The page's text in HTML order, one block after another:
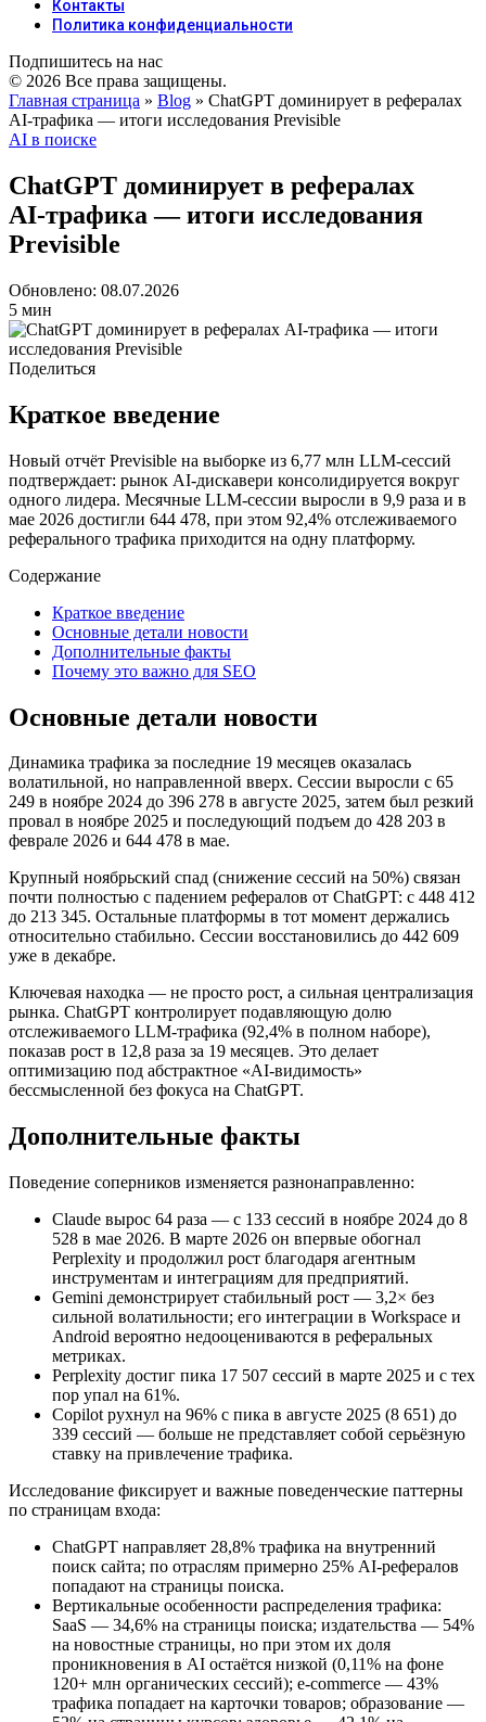
Контакты
Политика конфиденциальности
Подпишитесь на нас
© 2026 Все права защищены.
Главная страница » Blog » ChatGPT доминирует в рефералах
AI‑трафика — итоги исследования Previsible
AI в поиске
ChatGPT доминирует в рефералах
AI‑трафика — итоги исследования
Previsible
Обновлено: 08.07.2026
5 мин
Поделиться
Краткое введение
Новый отчёт Previsible на выборке из 6,77 млн LLM‑сессий
подтверждает: рынок AI‑дискавери консолидируется вокруг
одного лидера. Месячные LLM‑сессии выросли в 9,9 раза и в
мае 2026 достигли 644 478, при этом 92,4% отслеживаемого
реферального трафика приходится на одну платформу.
Содержание
Краткое введение
Основные детали новости
Дополнительные факты
Почему это важно для SEO
Основные детали новости
Динамика трафика за последние 19 месяцев оказалась
волатильной, но направленной вверх. Сессии выросли с 65
249 в ноябре 2024 до 396 278 в августе 2025, затем был резкий
провал в ноябре 2025 и последующий подъем до 428 203 в
феврале 2026 и 644 478 в мае.
Крупный ноябрьский спад (снижение сессий на 50%) связан
почти полностью с падением рефералов от ChatGPT: с 448 412
до 213 345. Остальные платформы в тот момент держались
относительно стабильно. Сессии восстановились до 442 609
уже в декабре.
Ключевая находка — не просто рост, а сильная централизация
рынка. ChatGPT контролирует подавляющую долю
отслеживаемого LLM‑трафика (92,4% в полном наборе),
показав рост в 12,8 раза за 19 месяцев. Это делает
оптимизацию под абстрактное «AI‑видимость»
бессмысленной без фокуса на ChatGPT.
Дополнительные факты
Поведение соперников изменяется разнонаправленно:
Claude вырос 64 раза — с 133 сессий в ноябре 2024 до 8
528 в мае 2026. В марте 2026 он впервые обогнал
Perplexity и продолжил рост благодаря агентным
инструментам и интеграциям для предприятий.
Gemini демонстрирует стабильный рост — 3,2× без
сильной волатильности; его интеграции в Workspace и
Android вероятно недооцениваются в реферальных
метриках.
Perplexity достиг пика 17 507 сессий в марте 2025 и с тех
пор упал на 61%.
Copilot рухнул на 96% с пика в августе 2025 (8 651) до
339 сессий — больше не представляет собой серьёзную
ставку на привлечение трафика.
Исследование фиксирует и важные поведенческие паттерны
по страницам входа:
ChatGPT направляет 28,8% трафика на внутренний
поиск сайта; по отраслям примерно 25% AI‑рефералов
попадают на страницы поиска.
Вертикальные особенности распределения трафика:
SaaS — 34,6% на страницы поиска; издательства — 54%
на новостные страницы, но при этом их доля
проникновения в AI остаётся низкой (0,11% на фоне
120+ млн органических сессий); e‑commerce — 43%
трафика попадает на карточки товаров; образование —